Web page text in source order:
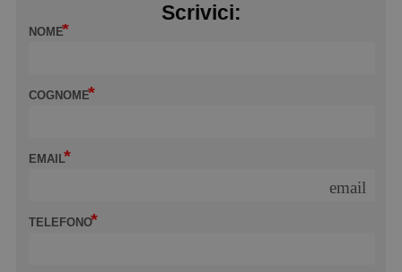
Scrivici:
NOME
COGNOME
EMAIL
email
TELEFONO